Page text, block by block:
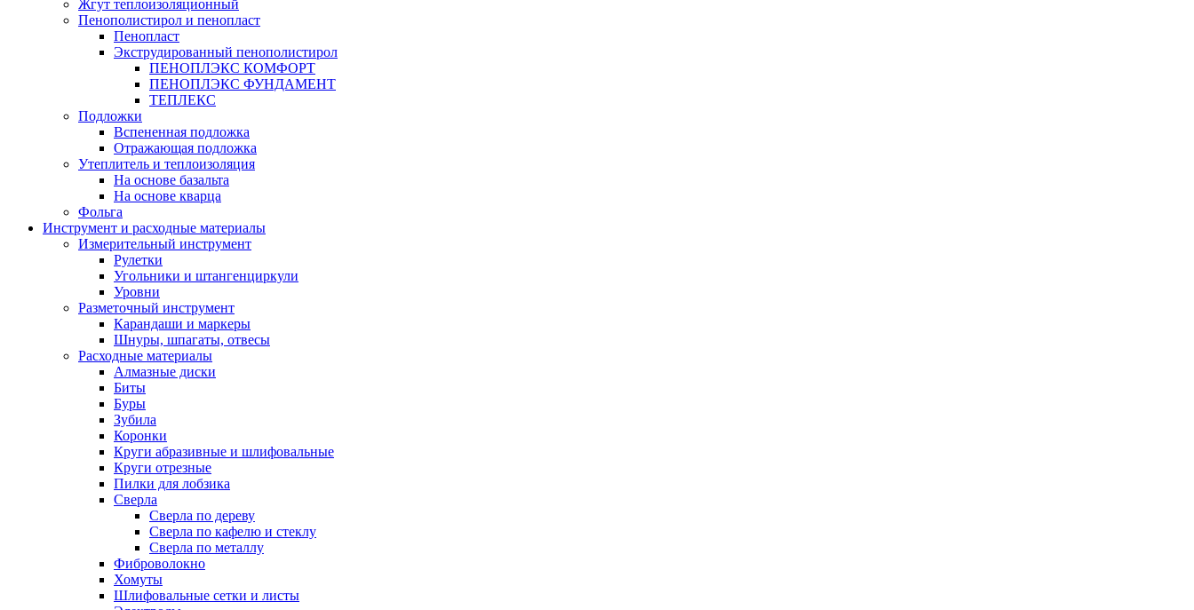
Жгут теплоизоляционный
Пенополистирол и пенопласт
Пенопласт
Экструдированный пенополистирол
ПЕНОПЛЭКС КОМФОРТ
ПЕНОПЛЭКС ФУНДАМЕНТ
ТЕПЛЕКС
Подложки
Вспененная подложка
Отражающая подложка
Утеплитель и теплоизоляция
На основе базальта
На основе кварца
Фольга
Инструмент и расходные материалы
Измерительный инструмент
Рулетки
Угольники и штангенциркули
Уровни
Разметочный инструмент
Карандаши и маркеры
Шнуры, шпагаты, отвесы
Расходные материалы
Алмазные диски
Биты
Буры
Зубила
Коронки
Круги абразивные и шлифовальные
Круги отрезные
Пилки для лобзика
Сверла
Сверла по дереву
Сверла по кафелю и стеклу
Сверла по металлу
Фиброволокно
Хомуты
Шлифовальные сетки и листы